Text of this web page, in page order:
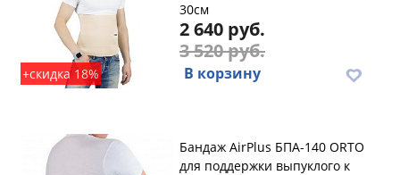
+скидка 18%
30см
2 640 руб.
3 520 руб.
В корзину
Бандаж AirPlus БПА-140 ORTO
для поддержки выпуклого к